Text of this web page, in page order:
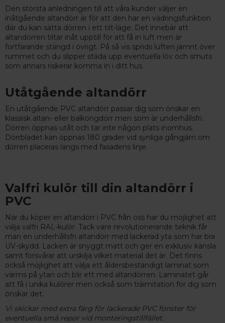
Den största anledningen till att våra kunder väljer en
inåtgående altandörr är för att den har en vädringsfunktion
där du kan sätta dörren i ett tilt-läge. Det innebär att
altandörren tiltar inåt upptill för att få in luft men är
fortfarande stängd i övrigt. På så vis sprids luften jämnt över
rummet och du slipper städa upp eventuella löv och smuts
som annars riskerar komma in i ditt hus.
Utåtgående altandörr
En utåtgående PVC altandörr passar dig som önskar en
klassisk altan- eller balkongdörr men som är underhållsfri.
Dörren öppnas utåt och tar inte någon plats inomhus.
Dörrbladet kan öppnas 180 grader vid synliga gångjärn om
dörren placeras längs med fasadens linje.
Valfri kulör till din altandörr i
PVC
När du köper en altandörr i PVC från oss har du möjlighet att
välja valfri RAL-kulör. Tack vare revolutionerande teknik får
man en underhållsfri altandörr med lackerad yta som har bra
UV-skydd. Lacken är snyggt matt och ger en exklusiv känsla
samt försvårar att urskilja vilket material det är. Det finns
också möjlighet att välja ett åldersbeständigt laminat som
värms på ytan och blir ett med altandörren. Laminatet går
att få i unika kulörer men också som träimitation för dig som
önskar det.
Vi skickar med extra färg för lackerade PVC fönster för
eventuella små repor vid monteringstillfället.